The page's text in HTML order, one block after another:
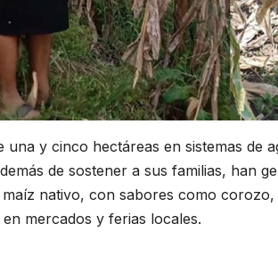
una y cinco hectáreas en sistemas de
de sostener a sus familias, han
maíz nativo, con sabores como
mercados y ferias locales.